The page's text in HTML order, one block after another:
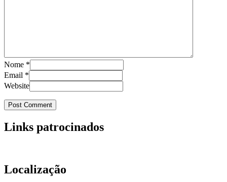
Nome *
Email *
Website
Links patrocinados
Localização